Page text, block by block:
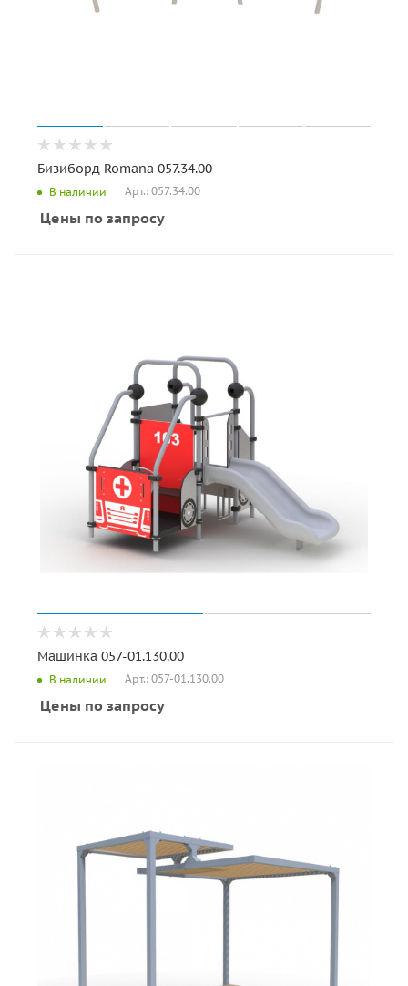
Бизиборд Romana 057.34.00
В наличии Арт.: 057.34.00
Цены по запросу
Машинка 057-01.130.00
В наличии Арт.: 057-01.130.00
Цены по запросу